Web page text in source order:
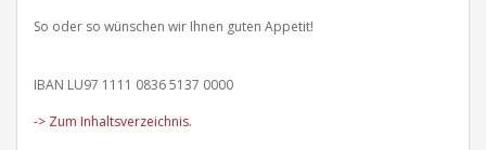
So oder so wünschen wir Ihnen guten Appetit!
IBAN LU97 1111 0836 5137 0000
-> Zum Inhaltsverzeichnis.